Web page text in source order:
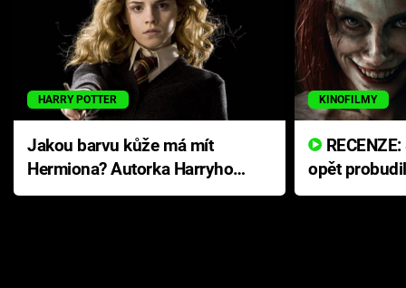
HARRY POTTER
Jakou barvu kůže má mít
Hermiona? Autorka Harryho
Pottera přišla s ráznou
KINOFILMY
opět
přichází s